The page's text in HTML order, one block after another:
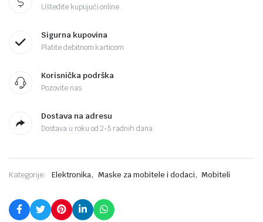
Uštedite kupujući online
Sigurna kupovina
Platite debitnom karticom
Korisnička podrška
Pozovite nas
Dostava na adresu
Dostava u roku od 2-5 radnih dana
Kategorije: Elektronika, Maske za mobitele i dodaci, Mobiteli